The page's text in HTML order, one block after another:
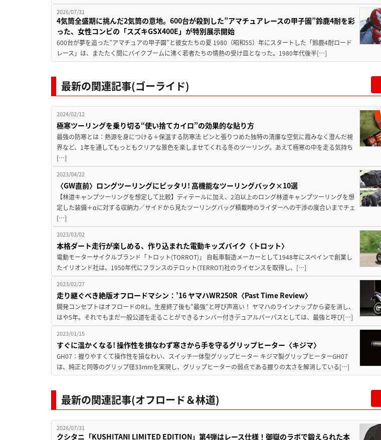
2026/07/31
4気筒全盛期に挑んだ2気筒の意地。600台が殺到した”アマチュアレースの甲子園”鈴鹿4耐を彩
った、女性コンビの「スズキGSX400E」が特別展示開始
600台が夢を追った”アマチュアの甲子園”と彼女たちの夏 1980（昭和55）年にスタートした「鈴鹿4耐ロード
レース」は、またたく間にバイクブームに沸く若者たちの情熱の受け皿となった。1980年代後半[…]
最新の関連記事(ゴーライド)
2024/02/12
極寒ツーリングを乗り切る“使い捨てカイロ”の効果的な貼り方
最強の防寒とは：熱源を身につける＋保温する防寒法 ピンと張りつめた独特の清廉な空気に霞みなく澄んだ視
界など、1年を通してもっともクリアな景色を楽しませてくれる冬のツーリング。あえて極寒の中を走る気持ち
[…]
2023/04/22
〈GW直前〉ロングツーリングにピッタリ! 高機能なツーリングバック×10選
【林道キャンプツーリングを想定して比較】ディテールに加え、2泊以上のロング林道キャンプツーリングを想
定した装備＋αに対する収納力／サイドから見たツーリングバッグ積載時のライダーへの干渉の度合いまでチェ
[…]
2023/03/02
本格ダート走行が楽しめる、作り込まれた電動キッズバイク〈トロット〉
電動モーターサイクルブランド「トロット(TORROT)」 自転車製造メーカーとして1948年にスペインで創業し
たイリオンド社は、1950年代にフランスのテロット(TERROT)社のライセンスを取得し、[…]
2023/02/27
走り継ぐべき絶版オフロードマシン：’16 ヤマハWR250R〈Past Time Review〉
開発コンセプトはオフロードのR1。生産終了後も"最強"と呼び声高い！ ヤマハのラインナップから姿を消し、
はや5年。それでもまだ一般公道を走ることができるナンバー付きデュアルパーパスとしては、最強と呼び[…]
2023/01/15
すぐに温かくなる! 操作性を損なわず寒さから手を守るグリップヒーター〈キジマ〉
GH07：握りやすくて操作性を損なわい、スイッチ一体型グリップヒーター キジマ製グリップヒーターGH07
は、純正と同等のグリップ径33mmを実現し、グリップヒーターの弱点である握りの太さを解消している[…]
最新の関連記事(オフロード＆林道)
2026/07/31
クシタニ「KUSHITANI LIMITED EDITION」第4弾はレース仕様！御嶽のラボで鍛えられた本